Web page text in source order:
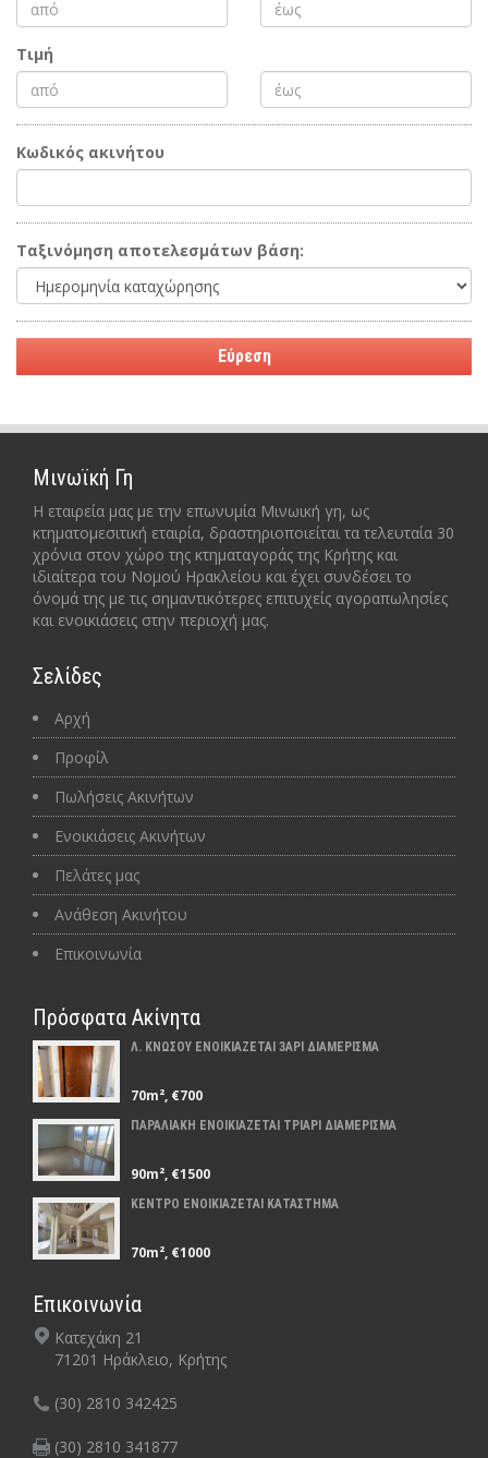
Τιμή
Κωδικός ακινήτου
Ταξινόμηση αποτελεσμάτων βάση:
Μινωϊκή Γη
Η εταιρεία μας με την επωνυμία Μινωική γη, ως
κτηματομεσιτική εταιρία, δραστηριοποιείται τα τελευταία 30
χρόνια στον χώρο της κτηματαγοράς της Κρήτης και
ιδιαίτερα του Νομού Ηρακλείου και έχει συνδέσει το
όνομά της με τις σημαντικότερες επιτυχείς αγοραπωλησίες
και ενοικιάσεις στην περιοχή μας.
Σελίδες
Αρχή
Προφίλ
Πωλήσεις Ακινήτων
Ενοικιάσεις Ακινήτων
Πελάτες μας
Ανάθεση Ακινήτου
Επικοινωνία
Πρόσφατα Ακίνητα
Λ. ΚΝΩΣΟΥ ΕΝΟΙΚΙΑΖΕΤΑΙ 3ΑΡΙ ΔΙΑΜΕΡΙΣΜΑ
70m², €700
ΠΑΡΑΛΙΑΚΗ ΕΝΟΙΚΙΑΖΕΤΑΙ ΤΡΙΑΡΙ ΔΙΑΜΕΡΙΣΜΑ
90m², €1500
ΚΕΝΤΡΟ ΕΝΟΙΚΙΑΖΕΤΑΙ ΚΑΤΑΣΤΗΜΑ
70m², €1000
Επικοινωνία
Κατεχάκη 21
71201 Ηράκλειο, Κρήτης
(30) 2810 342425
(30) 2810 341877